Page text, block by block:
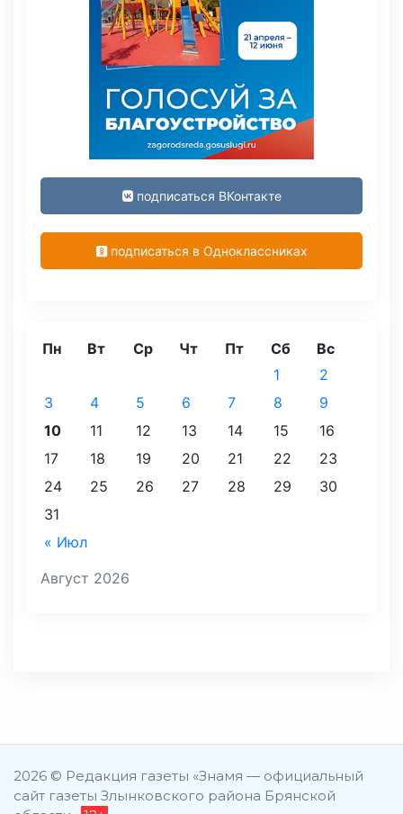
подписаться ВКонтакте
подписаться в Одноклассниках
Август 2026
Пн Вт Ср Чт Пт Сб Вс
« Июл
1
2
3
4 5 6 7 8
9
10
11 12 13 14 15
16
17
18 19 20 21 22
23
24
25 26 27 28 29
30
31
2026 © Редакция газеты «Знамя — официальный
сайт газеты Злынковского района Брянской